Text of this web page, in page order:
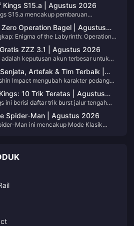
Kings S15.a | Agustus 2026
S15.a mencakup pembaruan
musim pertama di Musim 15, yang dirilis
ini. Kami akan memperbarui tabel
Operation Bagel | Agustus
Enigma of the Labyrinth: Operation
permanen Zenless Zone Zero di Versi
Hollow yang rusak, mempersiapkan
mengambil barang berharga, dan
batas waktu menghabiskan sesi Anda.
seiring dengan perubahan komisi
peta.
ZZZ 3.1 | Agustus 2026
keputusan akun terbesar untuk
satu Agen S-Rank terbatas dan satu W-
kumpulan Marcel Anniversary Gift.
yang harus dipilih untuk roster Anda dan
harus disesuaikan. Simpan halaman ini;
saat periode event atau meta berubah.
Artefak & Tim Terbaik |
Impact mengubah karakter pedang
mesin off-field Stellar-Conduct
mencantumkan senjata, artefak, tim,
7.0. Kami akan memperbarui tabel
jadi simpan tautan ini.
10 Trik Teratas | Agustus
ini berisi daftar trik burst jalur tengah
hero carry setelah satu kali
tabel ini saat meta berubah,
kembali setelah pembaruan.
Spider-Man | Agustus 2026
Man ini mencakup Mode Klasik
halaman ini jika Anda membutuhkan